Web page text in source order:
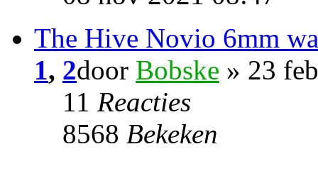
The Hive Novio 6mm
1, 2door Bobske » 23
11 Reacties
8568 Bekeken